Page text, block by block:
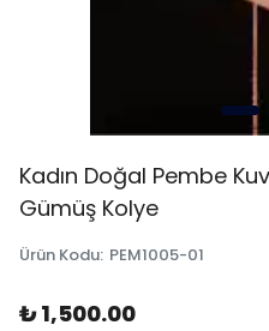
Kadın Doğal Pembe
Gümüş Kolye
Ürün Kodu: PEM1005-01
₺ 1,500.00